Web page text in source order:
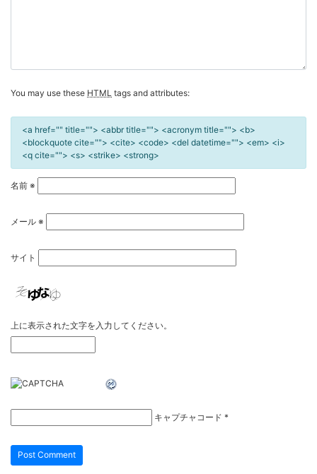
You may use these HTML tags and attributes:
<a href="" title=""> <abbr title=""> <acronym title=""> <b>
<blockquote cite=""> <cite> <code> <del datetime=""> <em> <i>
<q cite=""> <s> <strike> <strong>
名前 ※
メール ※
サイト
上に表示された文字を入力してください。
キャプチャコード *